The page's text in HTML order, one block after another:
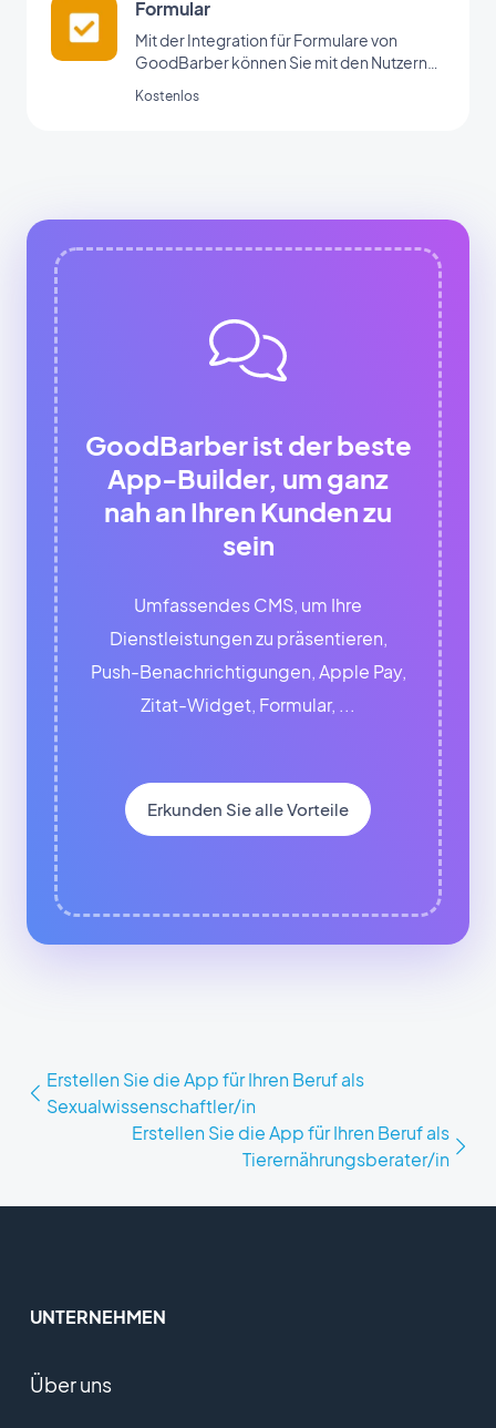
Formular
Mit der Integration für Formulare von
GoodBarber können Sie mit den Nutzern
Kostenlos
GoodBarber ist der beste
App-Builder, um ganz
nah an Ihren Kunden zu
sein
Umfassendes CMS, um Ihre
Dienstleistungen zu präsentieren,
Push-Benachrichtigungen, Apple Pay,
Zitat-Widget, Formular, ...
Erkunden Sie alle Vorteile
Erstellen Sie die App für Ihren Beruf als
Sexualwissenschaftler/in
Erstellen Sie die App für Ihren Beruf als
Tierernährungsberater/in
UNTERNEHMEN
Über uns